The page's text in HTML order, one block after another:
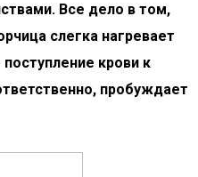
Все дело в том,
слегка нагревает
крови к
пробуждает